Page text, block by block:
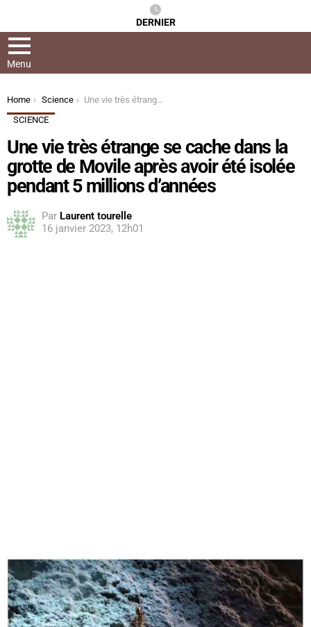
DERNIER
Menu
You are here:
Home Science
Une vie très étrange se cache dans la grotte de Movile après avoir été isolée pendant 5 millions d’années
SCIENCE
Une vie très étrange se cache dans la
grotte de Movile après avoir été isolée
pendant 5 millions d’années
Par Laurent tourelle
16 janvier 2023, 12h01